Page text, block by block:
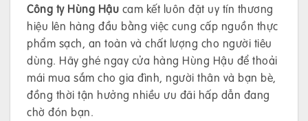
Công ty Hùng Hậu cam kết luôn đặt uy tín thương
hiệu lên hàng đầu bằng việc cung cấp nguồn thực
phẩm sạch, an toàn và chất lượng cho người tiêu
dùng. Hãy ghé ngay cửa hàng Hùng Hậu để thoải
mái mua sắm cho gia đình, người thân và bạn bè,
đồng thời tận hưởng nhiều ưu đãi hấp dẫn đang
chờ đón bạn.